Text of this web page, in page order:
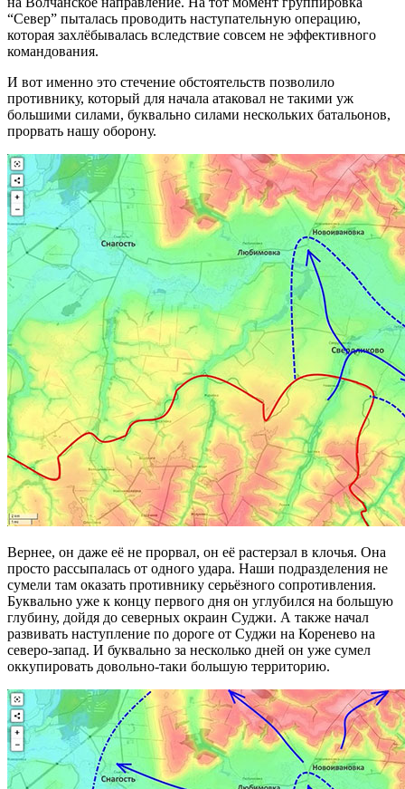
“Север” пыталась проводить наступательную операцию,
которая захлёбывалась вследствие совсем не эффективного
командования.
И вот именно это стечение обстоятельств позволило
противнику, который для начала атаковал не такими уж
большими силами, буквально силами нескольких батальонов,
прорвать нашу оборону.
Вернее, он даже её не прорвал, он её растерзал в клочья. Она
просто рассыпалась от одного удара. Наши подразделения не
сумели там оказать противнику серьёзного сопротивления.
Буквально уже к концу первого дня он углубился на большую
глубину, дойдя до северных окраин Суджи. А также начал
развивать наступление по дороге от Суджи на Коренево на
северо-запад. И буквально за несколько дней он уже сумел
оккупировать довольно-таки большую территорию.